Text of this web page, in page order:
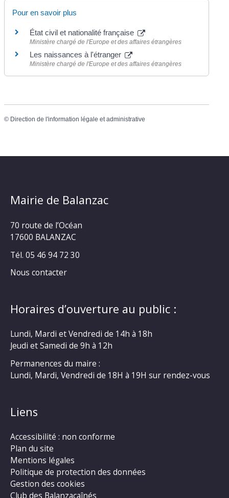
Pour en savoir plus
État civil et nationalité française
Ministère chargé de l'Europe et des affaires étrangères
Les naissances à l'étranger
Ministère chargé de l'Europe et des affaires étrangères
© Direction de l'information légale et administrative
Mairie de Balanzac
70 route de l’Océan
17600 BALANZAC
Tél. 05 46 94 72 30
Nous contacter
Horaires d’ouverture au public :
Lundi, Mardi et Vendredi de 14h à 18h
Jeudi et Samedi de 9h à 12h
Permanences du maire :
Lundi, Mardi, Vendredi de 18H à 19H sur rendez-vous
Liens
Accessibilité : non conforme
Plan du site
Mentions légales
Politique de protection des données
Gestion des cookies
Club des Balanzacaînés